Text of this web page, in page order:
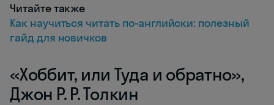
Читайте также
Как научиться читать по-английски: полезный
гайд для новичков
«Хоббит, или Туда и обратно»,
Джон Р. Р. Толкин